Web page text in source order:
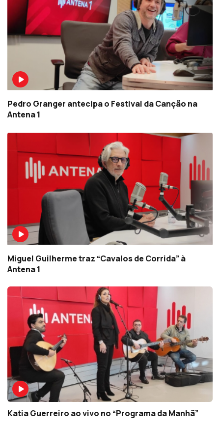
Pedro Granger antecipa o Festival da Canção na
Antena 1
Miguel Guilherme traz “Cavalos de Corrida” à
Antena 1
Katia Guerreiro ao vivo no “Programa da Manhã”